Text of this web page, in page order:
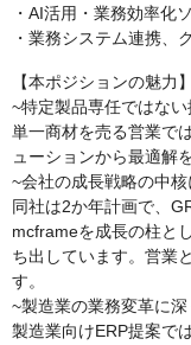
・AI活用・業務効率化
・業務システム連携、
【本ポジションの魅力】
~特定製品専任ではな
単一商材を売る営業で
ューションから最適解
~会社の成長戦略の中
同社は2か年計画で、
mcframeを成長の柱と
ち出しています。営業
す。
~製造業の業務変革に
製造業向けERP提案で